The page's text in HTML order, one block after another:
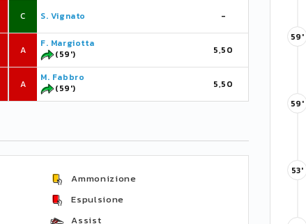
C S. Vignato -
A
F. Margiotta
(59')
5,50
A
M. Fabbro
(59')
5,50
Ammonizione
Espulsione
Assist
59'
59'
53'